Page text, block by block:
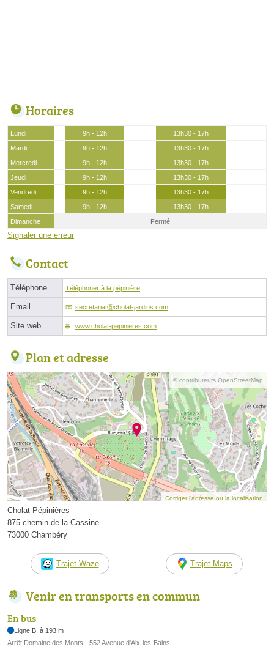
Horaires
Lundi 9h - 12h
13h30 - 17h
Mardi
9h - 12h
13h30 - 17h
Mercredi
9h - 12h
13h30 - 17h
Jeudi
9h - 12h
13h30 - 17h
Vendredi
9h - 12h
13h30 - 17h
Samedi
9h - 12h
13h30 - 17h
Dimanche
Fermé
Signaler une erreur
Contact
Téléphone Téléphoner à la pépinière
Email secretariatⓐcholat-jardins.com
Site web www.cholat-pepinieres.com
Plan et adresse
© contributeurs OpenStreetMap
Corriger l’adresse ou la localisation
Cholat Pépinières
875 chemin de la Cassine
73000 Chambéry
Trajet Waze Trajet Maps
Venir en transports en commun
En bus
Ligne B, à 193 m
Arrêt Domaine des Monts - 552 Avenue d'Aix-les-Bains